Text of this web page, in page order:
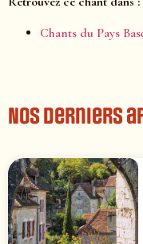
Chants du Pays
Nos derniers